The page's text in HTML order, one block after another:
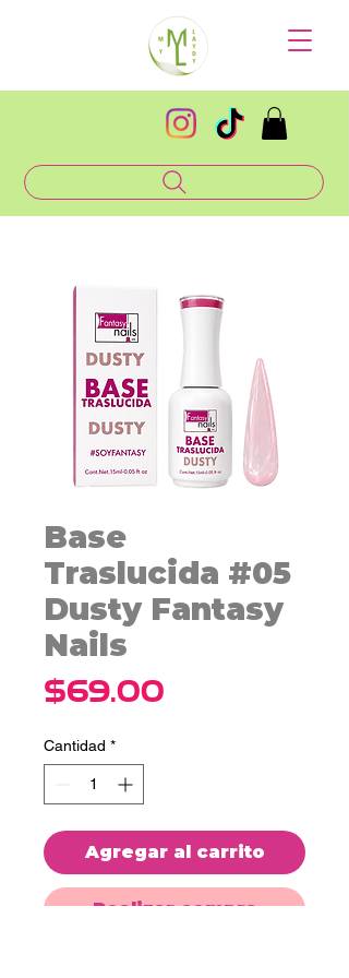
Base
Traslucida #05
Dusty Fantasy
Nails
$69.00
Cantidad *
Agregar al carrito
Realizar compra